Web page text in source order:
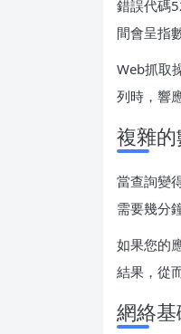
錯誤代碼
間會呈指
Web抓取
列時，響
複雜
當查詢變
需要幾分
如果您的
結果，從
網絡